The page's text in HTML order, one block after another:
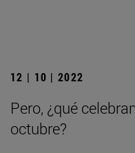
12 | 10 | 2022
Pero, ¿qué
octubre?